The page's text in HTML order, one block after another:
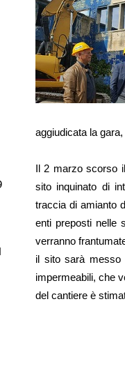
aggiudicata la
Il 2 marzo scorso
sito inquinato di
traccia di amianto
enti preposti nelle
verranno
il sito sarà messo
impermeabili, che
del cantiere è